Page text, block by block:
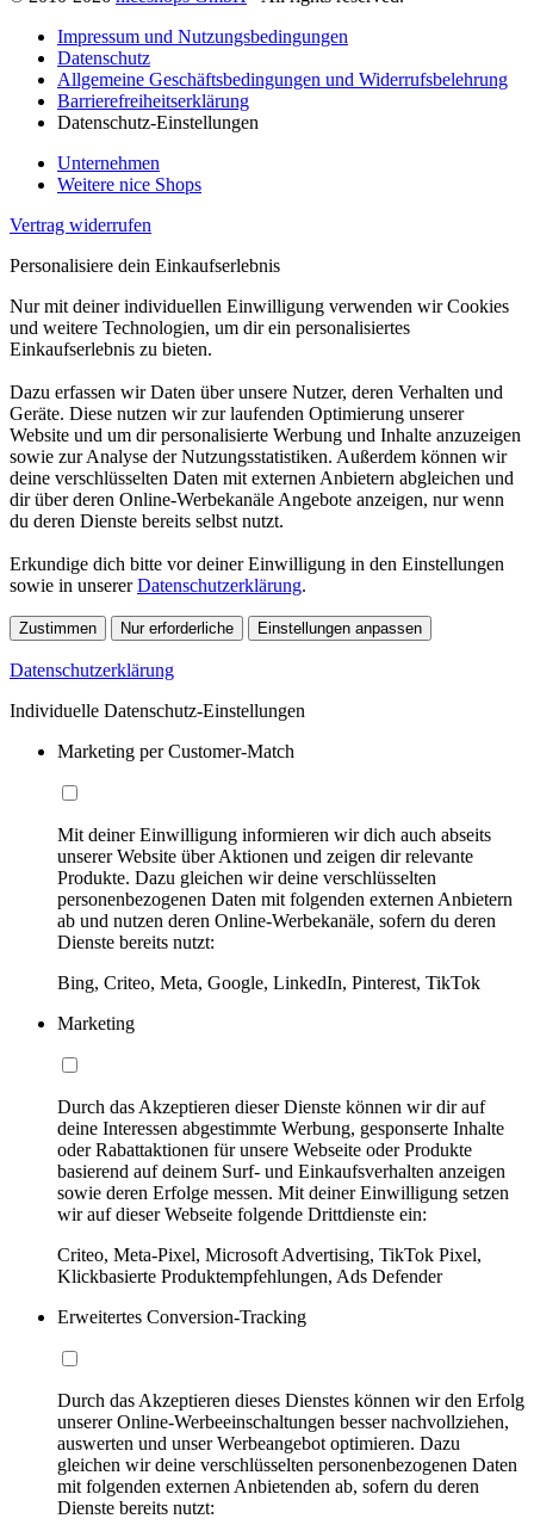
Impressum und Nutzungsbedingungen
Datenschutz
Allgemeine Geschäftsbedingungen und Widerrufsbelehrung
Barrierefreiheitserklärung
Datenschutz-Einstellungen
Unternehmen
Weitere nice Shops
Vertrag widerrufen
Personalisiere dein Einkaufserlebnis
Nur mit deiner individuellen Einwilligung verwenden wir Cookies
und weitere Technologien, um dir ein personalisiertes
Einkaufserlebnis zu bieten.
Dazu erfassen wir Daten über unsere Nutzer, deren Verhalten und
Geräte. Diese nutzen wir zur laufenden Optimierung unserer
Website und um dir personalisierte Werbung und Inhalte anzuzeigen
sowie zur Analyse der Nutzungsstatistiken. Außerdem können wir
deine verschlüsselten Daten mit externen Anbietern abgleichen und
dir über deren Online-Werbekanäle Angebote anzeigen, nur wenn
du deren Dienste bereits selbst nutzt.
Erkundige dich bitte vor deiner Einwilligung in den Einstellungen
sowie in unsererDatenschutzerklärung.
Zustimmen Nur erforderliche Einstellungen anpassen
Datenschutzerklärung
Individuelle Datenschutz-Einstellungen
Marketing per Customer-Match
Mit deiner Einwilligung informieren wir dich auch abseits
unserer Website über Aktionen und zeigen dir relevante
Produkte. Dazu gleichen wir deine verschlüsselten
personenbezogenen Daten mit folgenden externen Anbietern
ab und nutzen deren Online-Werbekanäle, sofern du deren
Dienste bereits nutzt:
Bing, Criteo, Meta, Google, LinkedIn, Pinterest, TikTok
Marketing
Durch das Akzeptieren dieser Dienste können wir dir auf
deine Interessen abgestimmte Werbung, gesponserte Inhalte
oder Rabattaktionen für unsere Webseite oder Produkte
basierend auf deinem Surf- und Einkaufsverhalten anzeigen
sowie deren Erfolge messen. Mit deiner Einwilligung setzen
wir auf dieser Webseite folgende Drittdienste ein:
Criteo, Meta-Pixel, Microsoft Advertising, TikTok Pixel,
Klickbasierte Produktempfehlungen, Ads Defender
Erweitertes Conversion-Tracking
Durch das Akzeptieren dieses Dienstes können wir den Erfolg
unserer Online-Werbeeinschaltungen besser nachvollziehen,
auswerten und unser Werbeangebot optimieren. Dazu
gleichen wir deine verschlüsselten personenbezogenen Daten
mit folgenden externen Anbietenden ab, sofern du deren
Dienste bereits nutzt: